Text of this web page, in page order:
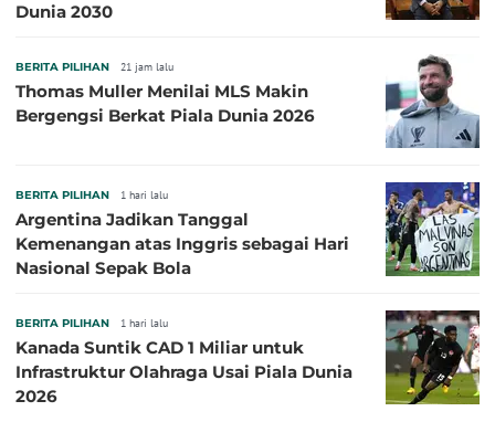
Dunia 2030
BERITA PILIHAN 21 jam lalu
Thomas Muller Menilai MLS Makin
Bergengsi Berkat Piala Dunia 2026
BERITA PILIHAN 1 hari lalu
Argentina Jadikan Tanggal
Kemenangan atas Inggris sebagai Hari
Nasional Sepak Bola
BERITA PILIHAN 1 hari lalu
Kanada Suntik CAD 1 Miliar untuk
Infrastruktur Olahraga Usai Piala Dunia
2026